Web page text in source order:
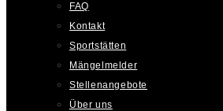
FAQ
Kontakt
Sportstätten
Mängelmelder
Stellenangebote
Über uns